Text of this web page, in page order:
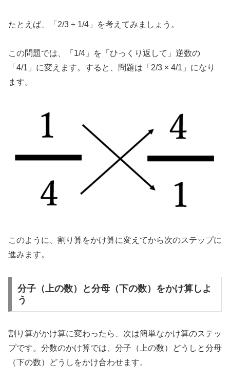
たとえば、「2/3 ÷ 1/4」を考えてみましょう。
この問題では、「1/4」を「ひっくり返して」逆数の
「4/1」に変えます。すると、問題は「2/3 × 4/1」になり
ます。
このように、割り算をかけ算に変えてから次のステップに
進みます。
分子（上の数）と分母（下の数）をかけ算しよ
う
割り算がかけ算に変わったら、次は簡単なかけ算のステッ
プです。分数のかけ算では、分子（上の数）どうしと分母
（下の数）どうしをかけ合わせます。